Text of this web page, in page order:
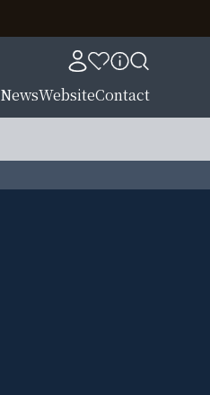
NewsWebsiteContact